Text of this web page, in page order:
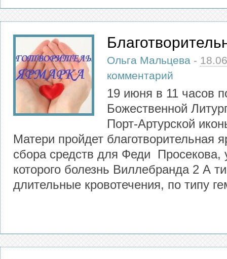
Ольга Мальцева -
комментарий
19 июня в 11 часов
Божественной
Порт-Артурской
Матери пройдет благотворительная
сбора средств для Феди Просекова,
которого болезнь Виллебранда 2 А
длительные кровотечения, по типу